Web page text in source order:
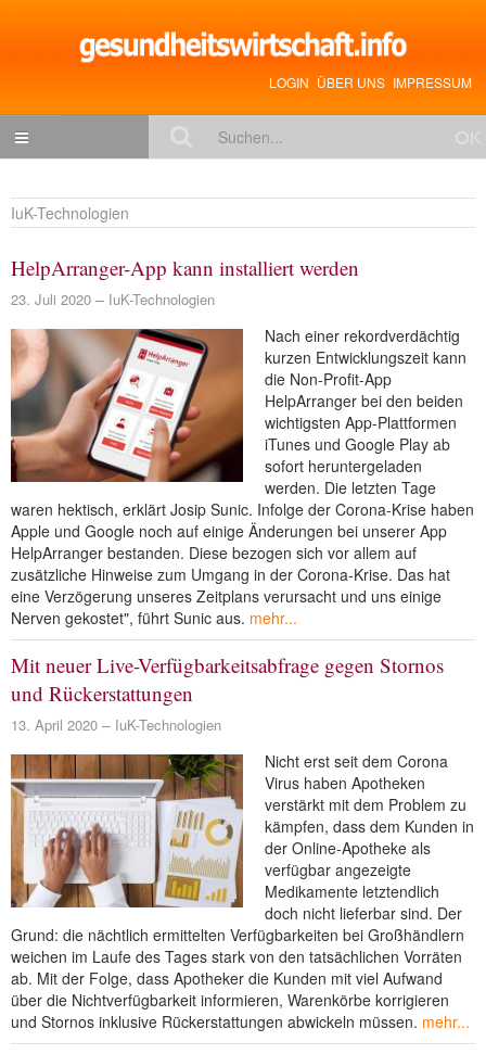
LOGIN ÜBER UNS IMPRESSUM
Gesundheitspolitik
Zukunftstrends
Management
Medizin & Pharma
Gesundheit
Jobs & Karriere
Mitglieder-Beiträge
NEUER BEITRAG
IuK-Technologien
HelpArranger-App kann installiert werden
23. Juli 2020 IuK-Technologien
Nach einer rekordverdächtig
kurzen Entwicklungszeit kann
die Non-Profit-App
HelpArranger bei den beiden
wichtigsten App-Plattformen
iTunes und Google Play ab
sofort heruntergeladen
werden. Die letzten Tage
waren hektisch, erklärt Josip Sunic. Infolge der Corona-Krise haben
Apple und Google noch auf einige Änderungen bei unserer App
HelpArranger bestanden. Diese bezogen sich vor allem auf
zusätzliche Hinweise zum Umgang in der Corona-Krise. Das hat
eine Verzögerung unseres Zeitplans verursacht und uns einige
Nerven gekostet", führt Sunic aus. mehr...
Mit neuer Live-Verfügbarkeitsabfrage gegen Stornos
und Rückerstattungen
13. April 2020 IuK-Technologien
Nicht erst seit dem Corona
Virus haben Apotheken
verstärkt mit dem Problem zu
kämpfen, dass dem Kunden in
der Online-Apotheke als
verfügbar angezeigte
Medikamente letztendlich
doch nicht lieferbar sind. Der
Grund: die nächtlich ermittelten Verfügbarkeiten bei Großhändlern
weichen im Laufe des Tages stark von den tatsächlichen Vorräten
ab. Mit der Folge, dass Apotheker die Kunden mit viel Aufwand
über die Nichtverfügbarkeit informieren, Warenkörbe korrigieren
und Stornos inklusive Rückerstattungen abwickeln müssen. mehr...